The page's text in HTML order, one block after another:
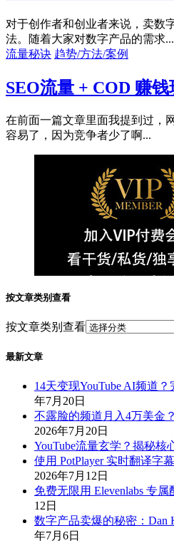
对于创作者和创业者来说，卖数
法。随着大家对数字产品的需求...
流量秘诀 趋势/方法/案例
SEO流量 + COD 赚钱
在前面一篇文章里面我提到过，
容易了，因为竞争者少了啊...
按文章类别查看
按文章类别查看
最新文章
14天变现YouTube AI频道
年7月20日
不露脸的频道月入4万美金
2026年7月20日
YouTube流量玄学？揭秘核
使用 PotPlayer 实时翻译字
2026年7月12日
免费无限用 Elevenlabs 专
12日
数字产品卖爆的秘密：Dan
年7月6日